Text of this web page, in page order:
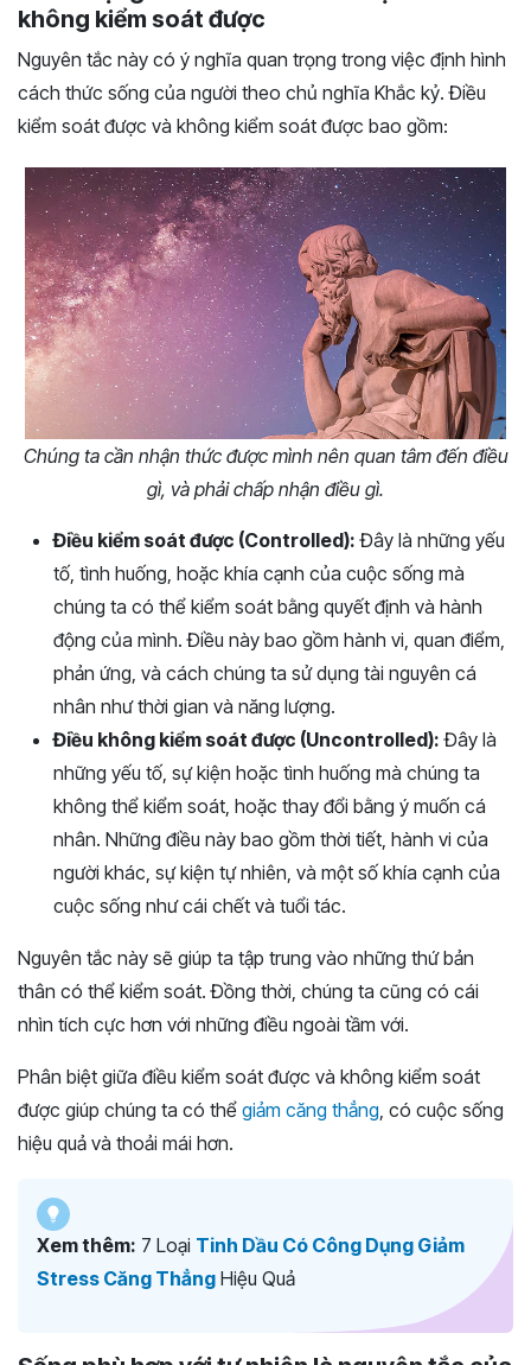
không kiểm soát được
Nguyên tắc này có ý nghĩa quan trọng trong việc định hình
cách thức sống của người theo chủ nghĩa Khắc kỷ. Điều
kiểm soát được và không kiểm soát được bao gồm:
Chúng ta cần nhận thức được mình nên quan tâm đến điều
gì, và phải chấp nhận điều gì.
Điều kiểm soát được (Controlled): Đây là những yếu
tố, tình huống, hoặc khía cạnh của cuộc sống mà
chúng ta có thể kiểm soát bằng quyết định và hành
động của mình. Điều này bao gồm hành vi, quan điểm,
phản ứng, và cách chúng ta sử dụng tài nguyên cá
nhân như thời gian và năng lượng.
Điều không kiểm soát được (Uncontrolled): Đây là
những yếu tố, sự kiện hoặc tình huống mà chúng ta
không thể kiểm soát, hoặc thay đổi bằng ý muốn cá
nhân. Những điều này bao gồm thời tiết, hành vi của
người khác, sự kiện tự nhiên, và một số khía cạnh của
cuộc sống như cái chết và tuổi tác.
Nguyên tắc này sẽ giúp ta tập trung vào những thứ bản
thân có thể kiểm soát. Đồng thời, chúng ta cũng có cái
nhìn tích cực hơn với những điều ngoài tầm với.
Phân biệt giữa điều kiểm soát được và không kiểm soát
được giúp chúng ta có thể giảm căng thẳng , có cuộc sống
hiệu quả và thoải mái hơn.
Xem thêm: 7 Loại Tinh Dầu Có Công Dụng Giảm
Stress Căng Thẳng Hiệu Quả